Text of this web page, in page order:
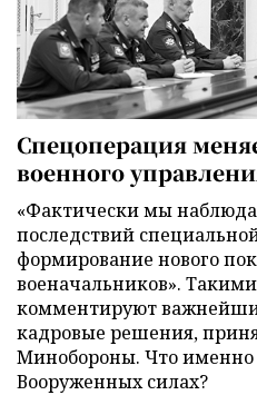
Спецоперация
военного
«Фактически мы
последствий
формирование нового
военачальников».
комментируют
кадровые решения,
Минобороны. Что именно
Вооруженных силах?